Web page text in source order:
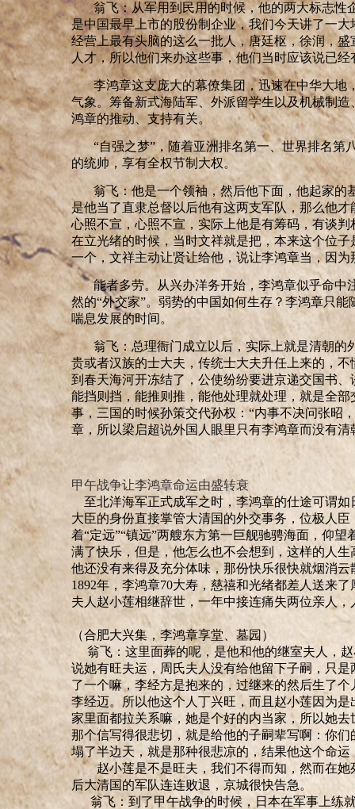
翁飞：从军用到民用的时候，他的两大标志性
是中国最早上市的股份制企业，我们今天讲了一
经营上最有头脑的这么一批人，唐廷枢，徐润，
人才，所以他们来办这些事，他们当时应该说已
李鸿章这支庞大的幕僚集团，迅速在中华大
气象。筹备新式海陆军、外派留学生以及机械制
鸿章的推动、支持有关。
“自强之梦”，随着亚洲排名第一、世界排名第
的统帅，享有全权节制大权。
翁飞：他是一个领袖，然后他下面，他起家
是他当了直隶总督以后他有这两支军队，那么他
心照不宣，心照不宣，实际上他是有筹码，有谈
在立光绪的时候，当时文祥就是把，本来这个位
一个，文祥主动让贤让给他，说让李鸿章当，因
能者多劳。从兴办洋务开始，李鸿章似乎命中
然的“外交家”。弱势的中国如何生存？李鸿章只能
喘息发展的时间。
翁飞：总理衙门成立以后，实际上就是清朝
贵或者汉族的士大夫，传统士大夫升任上来的，
到春天海河开冻结了，公使纷纷要进京递交国书 、
能挡则挡，能推则推，能他处理就处理，就是全
事，三国的时候孙策交代孙权：“内事不决问张昭
章，所以梁启超说外国人眼里只有李鸿章而没有
甲午战争让李鸿章命运由盛转衰
至北洋海军正式成军之时，李鸿章的仕途可谓
大臣的身份直接掌管大清国的外交事务，位极人
着“定远”“镇远”两艘东方第一巨舰驰骋海面，仰望
满了快乐，但是，他怎么也不会想到，这样的人
他还没有来得及充分体味，那份快乐很快就烟消云
1892年，李鸿章70大寿，慈禧和光绪都差人送来
夫人赵小莲相继辞世，一年中接连痛失两位亲人
（合肥大兴集，李鸿章享堂、墓园）
翁飞：这里面葬的呢，是他和他的继室夫人，
说她有旺夫运，周氏夫人没有给他留下子嗣，只
了一个嘛，李经方是抱来的，过继来的然后生了
李经迈。
所以他这个人丁兴旺，而且赵小莲因为
家里面都拉关系嘛，她是个好的内当家，所以她
那个信写得很悲切，就是给他的子嗣辈写啊 ： 你们
塌了半边天，就是那种很悲凉的，结果他这个命
赵小莲是不是旺夫，我们不得而知，然而在她
后大清国的军队连连败退，京城很快告急。
翁飞：到了甲午战争的时候，日本在军事上练